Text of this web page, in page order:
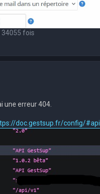
34055 fois
une erreur 404.
doc.gestsup.fr/config/#api